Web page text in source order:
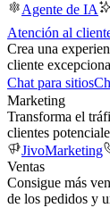
Agente de IA
Atención al
Crea una
cliente
Chat para sitios
Marketing
Transforma el
clientes
JivoMarketing
Ventas
Consigue más
de los pedidos y